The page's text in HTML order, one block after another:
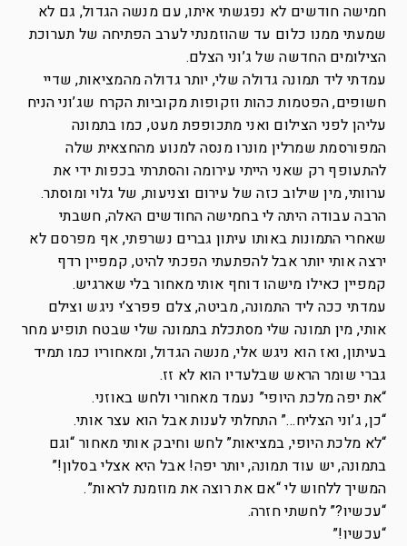
חמישה חודשים לא נפגשתי איתו, עם מנשה הגדול, גם לא
שמעתי ממנו כלום עד שהוזמנתי לערב הפתיחה של תערוכת
הצילומים החדשה של ג’וני הצלם.
עמדתי ליד תמונה גדולה שלי, יותר גדולה מהמציאות, שדיי
חשופים, הפטמות כהות וזקופות מקוביות הקרח שג’וני הניח
עליהן לפני הצילום ואני מתכופפת מעט, כמו בתמונה
המפורסמת שמרלין מונרו מנסה למנוע מהחצאית שלה
להתעופף רק שאני הייתי עירומה והסתרתי בכפות ידי את
ערוותי, מין שילוב כזה של עירום וצניעות, של גלוי ומוסתר.
הרבה עבודה היתה לי בחמישה החודשים האלה, חשבתי
שאחרי התמונות באותו עיתון גברים נשרפתי, אף מפרסם לא
ירצה אותי יותר אבל להפתעתי הפכתי להיט, קמפיין רדף
קמפיין כאילו מישהו דוחף אותי מאחור בלי שארגיש.
עמדתי ככה ליד התמונה, מביטה, צלם פפרצ’י ניגש וצילם
אותי, מין תמונה שלי מסתכלת בתמונה שלי שבטח תופיע מחר
בעיתון, ואז הוא ניגש אלי, מנשה הגדול, ומאחוריו כמו תמיד
גברי שומר הראש שבלעדיו הוא לא זז.
“את יפה מלכת היופי” נעמד מאחורי ולחש באוזני.
“כן, ג’וני הצליח…” התחלתי לענות אבל הוא עצר אותי.
“לא מלכת היופי, במציאות” לחש וחיבק אותי מאחור “וגם
בתמונה, יש עוד תמונה, יותר יפה! אבל היא אצלי בסלון!”
המשיך ללחוש לי “אם את רוצה את מוזמנת לראות”.
“עכשיו?” לחשתי חזרה.
“עכשיו!”